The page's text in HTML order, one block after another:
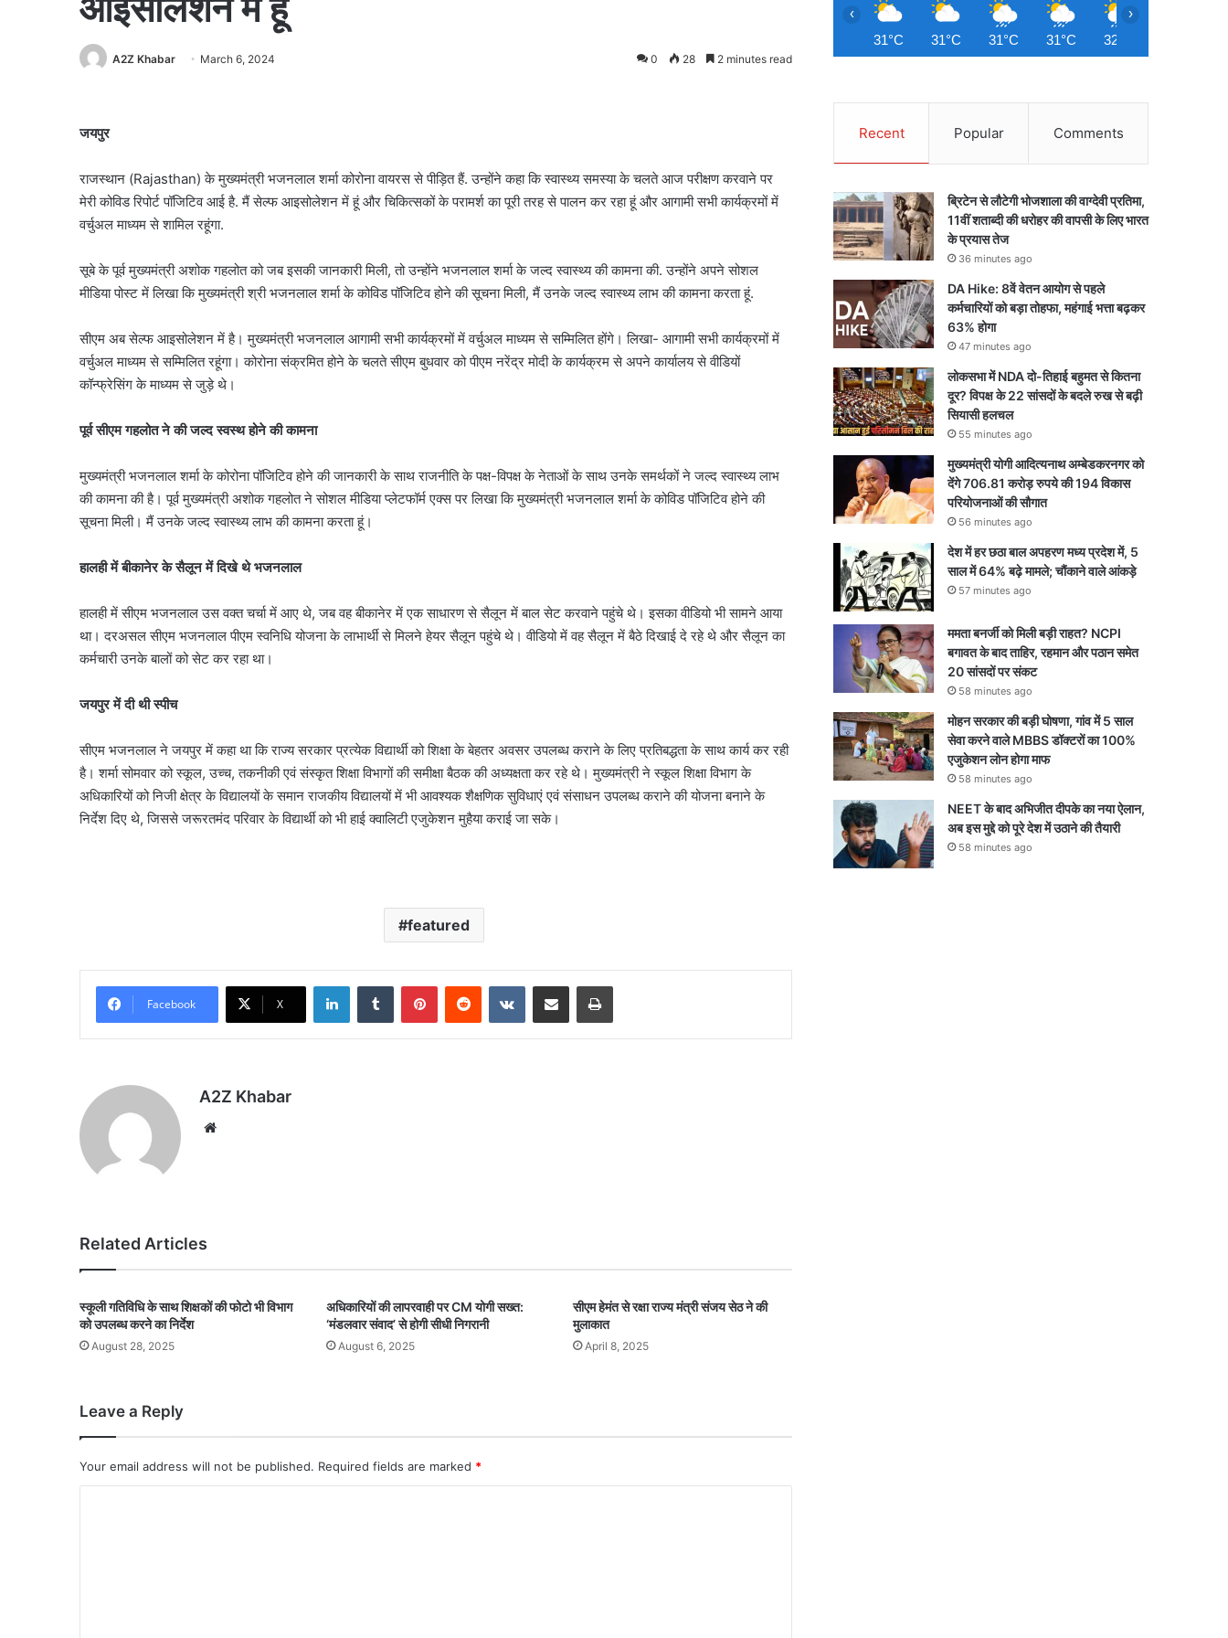
A2Z Khabar March 6, 2024 0 28 2 minutes read
जयपुर
राजस्थान (Rajasthan) के मुख्यमंत्री भजनलाल शर्मा कोरोना वायरस से पीड़ित हैं. उन्होंने कहा कि स्वास्थ्य समस्या के चलते आज परीक्षण करवाने पर
मेरी कोविड रिपोर्ट पॉजिटिव आई है. मैं सेल्फ आइसोलेशन में हूं और चिकित्सकों के परामर्श का पूरी तरह से पालन कर रहा हूं और आगामी सभी कार्यक्रमों में
वर्चुअल माध्यम से शामिल रहूंगा.
सूबे के पूर्व मुख्यमंत्री अशोक गहलोत को जब इसकी जानकारी मिली, तो उन्होंने भजनलाल शर्मा के जल्द स्वास्थ्य की कामना की. उन्होंने अपने सोशल
मीडिया पोस्ट में लिखा कि मुख्यमंत्री श्री भजनलाल शर्मा के कोविड पॉजिटिव होने की सूचना मिली, मैं उनके जल्द स्वास्थ्य लाभ की कामना करता हूं.
सीएम अब सेल्फ आइसोलेशन में है। मुख्यमंत्री भजनलाल आगामी सभी कार्यक्रमों में वर्चुअल माध्यम से सम्मिलित होंगे। लिखा- आगामी सभी कार्यक्रमों में
वर्चुअल माध्यम से सम्मिलित रहूंगा। कोरोना संक्रमित होने के चलते सीएम बुधवार को पीएम नरेंद्र मोदी के कार्यक्रम से अपने कार्यालय से वीडियों
कॉन्फ्रेसिंग के माध्यम से जुड़े थे।
पूर्व सीएम गहलोत ने की जल्द स्वस्थ होने की कामना
मुख्यमंत्री भजनलाल शर्मा के कोरोना पॉजिटिव होने की जानकारी के साथ राजनीति के पक्ष-विपक्ष के नेताओं के साथ उनके समर्थकों ने जल्द स्वास्थ्य लाभ
की कामना की है। पूर्व मुख्यमंत्री अशोक गहलोत ने सोशल मीडिया प्लेटफॉर्म एक्स पर लिखा कि मुख्यमंत्री भजनलाल शर्मा के कोविड पॉजिटिव होने की
सूचना मिली। मैं उनके जल्द स्वास्थ्य लाभ की कामना करता हूं।
हालही में बीकानेर के सैलून में दिखे थे भजनलाल
हालही में सीएम भजनलाल उस वक्त चर्चा में आए थे, जब वह बीकानेर में एक साधारण से सैलून में बाल सेट करवाने पहुंचे थे। इसका वीडियो भी सामने आया
था। दरअसल सीएम भजनलाल पीएम स्वनिधि योजना के लाभार्थी से मिलने हेयर सैलून पहुंचे थे। वीडियो में वह सैलून में बैठे दिखाई दे रहे थे और सैलून का
कर्मचारी उनके बालों को सेट कर रहा था।
जयपुर में दी थी स्पीच
सीएम भजनलाल ने जयपुर में कहा था कि राज्य सरकार प्रत्येक विद्यार्थी को शिक्षा के बेहतर अवसर उपलब्ध कराने के लिए प्रतिबद्धता के साथ कार्य कर रही
है। शर्मा सोमवार को स्कूल, उच्च, तकनीकी एवं संस्कृत शिक्षा विभागों की समीक्षा बैठक की अध्यक्षता कर रहे थे। मुख्यमंत्री ने स्कूल शिक्षा विभाग के
अधिकारियों को निजी क्षेत्र के विद्यालयों के समान राजकीय विद्यालयों में भी आवश्यक शैक्षणिक सुविधाएं एवं संसाधन उपलब्ध कराने की योजना बनाने के
निर्देश दिए थे, जिससे जरूरतमंद परिवार के विद्यार्थी को भी हाई क्वालिटी एजुकेशन मुहैया कराई जा सके।
featured
Facebook X
LinkedInTumblr PinterestReddit VKontakteShare via Email Print
A2Z Khabar
Related Articles
स्कूली गतिविधि के साथ शिक्षकों की फोटो भी विभाग
को उपलब्ध करने का निर्देश
August 28, 2025
अधिकारियों की लापरवाही पर CM योगी सख्त:
‘मंडलवार संवाद’ से होगी सीधी निगरानी
August 6, 2025
सीएम हेमंत से रक्षा राज्य मंत्री संजय सेठ ने की
मुलाकात
April 8, 2025
Leave a Reply
Your email address will not be published. Required fields are marked *
31°C 31°C 31°C 31°C 32°C
‹ ›
Recent Popular Comments
ब्रिटेन से लौटेगी भोजशाला की वाग्देवी प्रतिमा,
11वीं शताब्दी की धरोहर की वापसी के लिए भारत
के प्रयास तेज
36 minutes ago
DA Hike: 8वें वेतन आयोग से पहले
कर्मचारियों को बड़ा तोहफा, महंगाई भत्ता बढ़कर
63% होगा
47 minutes ago
लोकसभा में NDA दो-तिहाई बहुमत से कितना
दूर? विपक्ष के 22 सांसदों के बदले रुख से बढ़ी
सियासी हलचल
55 minutes ago
मुख्यमंत्री योगी आदित्यनाथ अम्बेडकरनगर को
देंगे 706.81 करोड़ रुपये की 194 विकास
परियोजनाओं की सौगात
56 minutes ago
देश में हर छठा बाल अपहरण मध्य प्रदेश में, 5
साल में 64% बढ़े मामले; चौंकाने वाले आंकड़े
57 minutes ago
ममता बनर्जी को मिली बड़ी राहत? NCPI
बगावत के बाद ताहिर, रहमान और पठान समेत
20 सांसदों पर संकट
58 minutes ago
मोहन सरकार की बड़ी घोषणा, गांव में 5 साल
सेवा करने वाले MBBS डॉक्टरों का 100%
एजुकेशन लोन होगा माफ
58 minutes ago
NEET के बाद अभिजीत दीपके का नया ऐलान,
अब इस मुद्दे को पूरे देश में उठाने की तैयारी
58 minutes ago